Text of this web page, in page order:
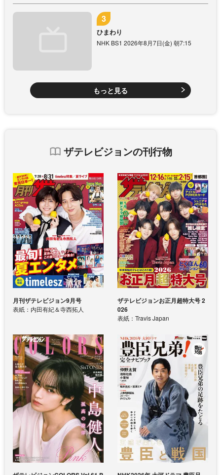
ひまわり
NHK BS1 2026年8月7日(金) 朝7:15
もっと見る
ザテレビジョンの刊行物
月刊ザテレビジョン9月号
表紙：内田有紀＆寺西拓人
ザテレビジョンお正月超特大号 2
026
表紙：Travis Japan